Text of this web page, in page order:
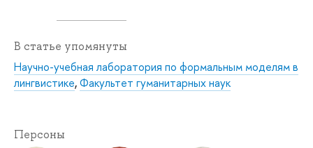
В статье упомянуты
Научно-учебная лаборатория по формальным моделям в
лингвистике,Факультет гуманитарных наук
Персоны